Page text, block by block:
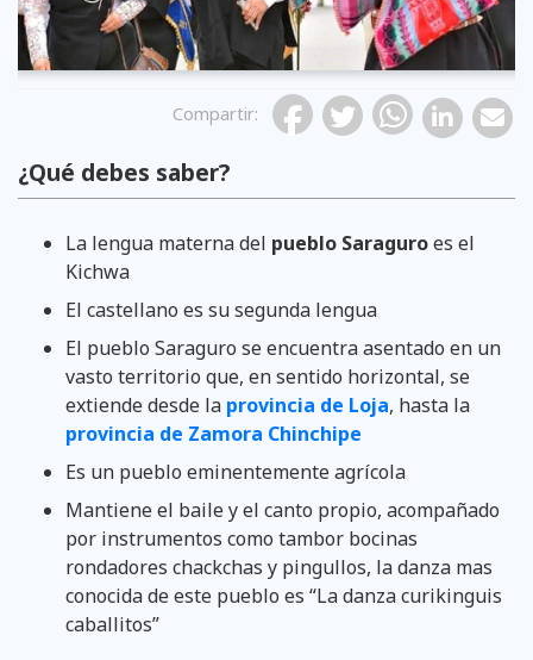
Compartir:
¿Qué debes saber?
La lengua materna del pueblo Saraguroes el
Kichwa
El castellano es su segunda lengua
El pueblo Saraguro se encuentra asentado en un
vasto territorio que, en sentido horizontal, se
extien­de desde la provincia de Loja, hasta la
provincia de Zamora Chinchipe
Es un pueblo eminentemente agrícola
Mantiene el baile y el canto propio, acompaña­do
por instrumentos como tambor bocinas
rondadores chack­chas y pingullos, la danza mas
conocida de este pueblo es “La danza curikinguis
caballitos”